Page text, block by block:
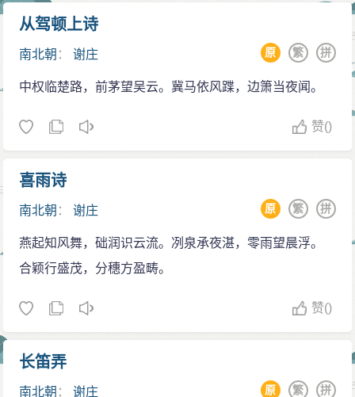
从驾顿上诗
南北朝 ：谢庄 拼
繁
原
中权临楚路，前茅望吴云。冀马依风蹀，边箫当夜闻。
赞()
喜雨诗
南北朝 ：谢庄 拼
繁
原
燕起知风舞，础润识云流。冽泉承夜湛，零雨望晨浮。
合颖行盛茂，分穗方盈畴。
赞()
长笛弄
南北朝 ：谢庄 拼
繁
原